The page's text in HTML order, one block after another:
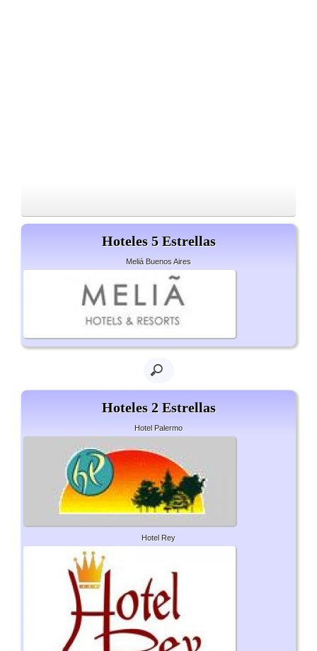
Hoteles 5 Estrellas
Meliá Buenos Aires
Hoteles 2 Estrellas
Hotel Palermo
Hotel Rey